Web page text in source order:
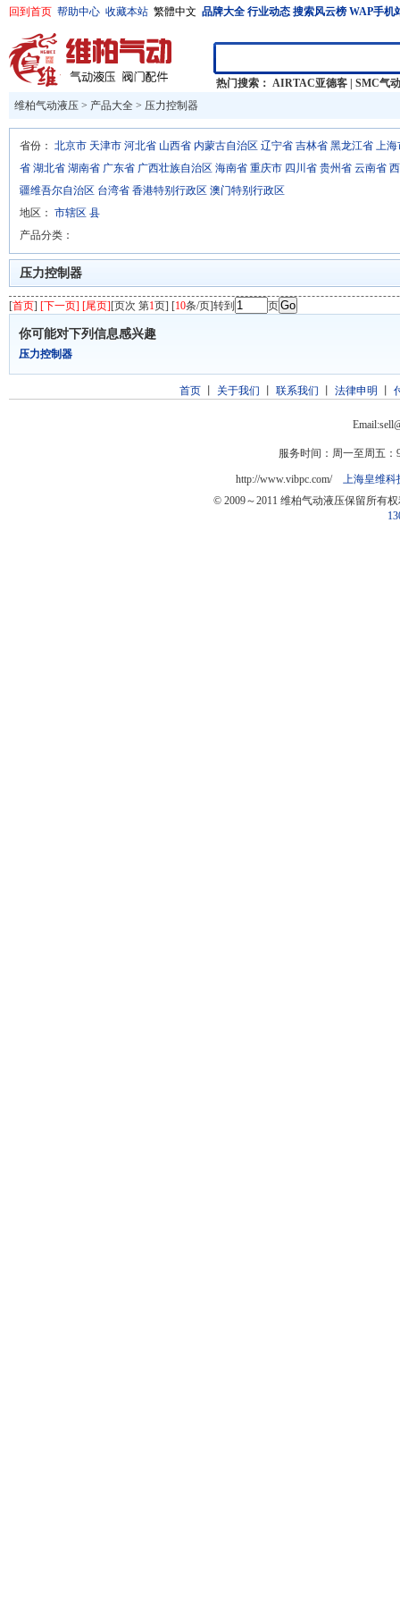
回到首页 帮助中心 收藏本站 繁體中文 品牌大全 行业动态 搜索风云榜 WAP手机
热门搜索： AIRTAC亚德客
SMC气动
维柏气动液压 > 产品大全 > 压力控制器
省份： 北京市 天津市 河北省 山西省 内蒙古自治区 辽宁省 吉林省 黑龙江省 上海
省 湖北省 湖南省 广东省 广西壮族自治区 海南省 重庆市 四川省 贵州省 云南省
疆维吾尔自治区 台湾省 香港特别行政区 澳门特别行政区
地区： 市辖区 县
产品分类：
压力控制器
[首页] [下一页] [尾页][页次 第1页] [10条/页]转到 页
你可能对下列信息感兴趣
压力控制器
首页丨 关于我们 联系我们 法律申明
服务时间：周一至周五：
http://www.vibpc.com/ 上海皇维科
© 2009～2011 维柏气动液压保留所有